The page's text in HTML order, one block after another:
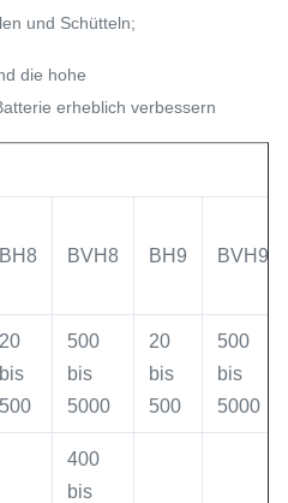
und Schütteln;
die hohe
erheblich verbessern
BH8 BVH8 BH9 BVH9
20
bis
500
500
bis
5000
20
bis
500
500
bis
5000
400
bis